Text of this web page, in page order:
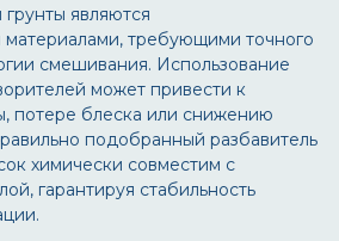
являются
требующими точного
смешивания. Использование
может привести к
потере блеска или снижению
подобранный разбавитель
химически совместим с
гарантируя стабильность